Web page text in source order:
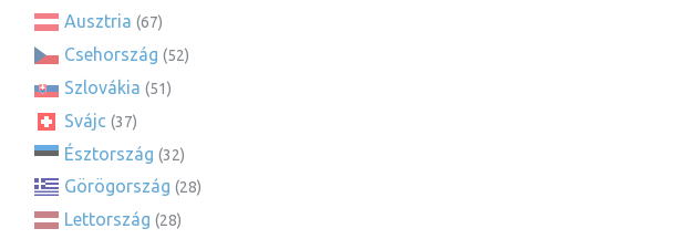
Ausztria (67)
Csehország (52)
Szlovákia (51)
Svájc (37)
Észtország (32)
Görögország (28)
Lettország (28)